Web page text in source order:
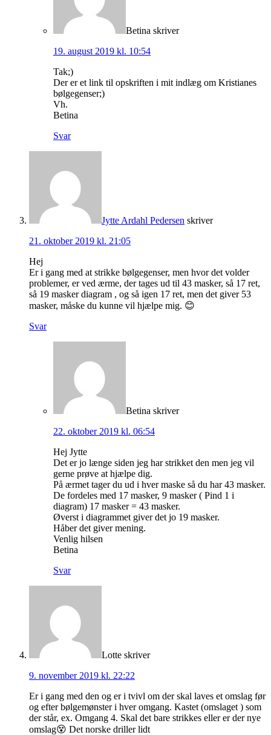
Betina skriver
19. august 2019 kl. 10:54
Tak;)
Der er et link til opskriften i mit indlæg om Kristianes
bølgegenser;)
Vh.
Betina
Svar
Jytte Ardahl Pedersen skriver
21. oktober 2019 kl. 21:05
Hej
Er i gang med at strikke bølgegenser, men hvor det volder
problemer, er ved ærme, der tages ud til 43 masker, så 17 ret,
så 19 masker diagram , og så igen 17 ret, men det giver 53
masker, måske du kunne vil hjælpe mig. 😊
Svar
Betina skriver
22. oktober 2019 kl. 06:54
Hej Jytte
Det er jo længe siden jeg har strikket den men jeg vil
gerne prøve at hjælpe dig.
På ærmet tager du ud i hver maske så du har 43 masker.
De fordeles med 17 masker, 9 masker ( Pind 1 i
diagram) 17 masker = 43 masker.
Øverst i diagrammet giver det jo 19 masker.
Håber det giver mening.
Venlig hilsen
Betina
Svar
Lotte skriver
9. november 2019 kl. 22:22
Er i gang med den og er i tvivl om der skal laves et omslag før
og efter bølgemønster i hver omgang. Kastet (omslaget ) som
der står, ex. Omgang 4. Skal det bare strikkes eller er der nye
omslag😵 Det norske driller lidt